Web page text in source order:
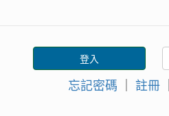
忘記密碼 ｜ 註冊 ｜